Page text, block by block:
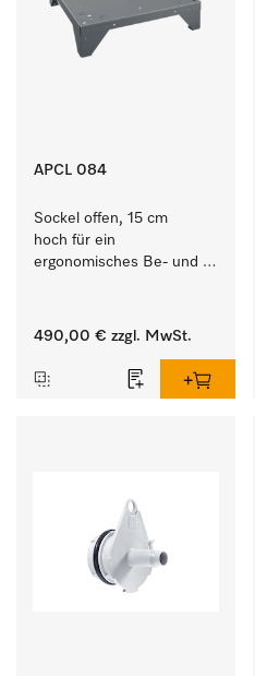
APCL 084
Sockel offen, 15 cm
hoch für ein
ergonomisches Be- und
Trockner.
490,00 € zzgl. MwSt.